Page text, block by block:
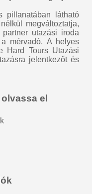
pillanatában látható
megváltoztatja,
utazási iroda
mérvadó. A helyes
Hard Tours Utazási
jelentkezőt és
el